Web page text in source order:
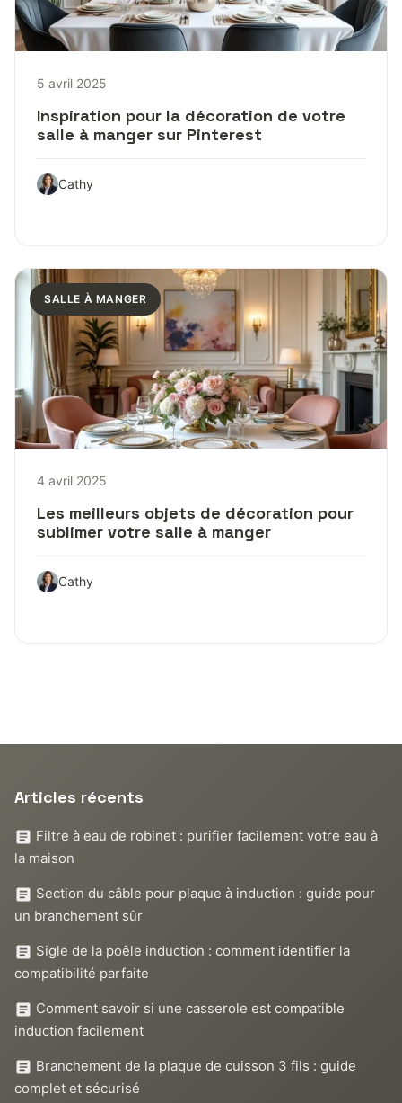
5 avril 2025
Inspiration pour la décoration de votre
salle à manger sur Pinterest
Cathy
SALLE À MANGER
4 avril 2025
Les meilleurs objets de décoration pour
sublimer votre salle à manger
Cathy
Articles récents
Filtre à eau de robinet : purifier facilement votre eau à
la maison
Section du câble pour plaque à induction : guide pour
un branchement sûr
Sigle de la poêle induction : comment identifier la
compatibilité parfaite
Comment savoir si une casserole est compatible
induction facilement
Branchement de la plaque de cuisson 3 fils : guide
complet et sécurisé